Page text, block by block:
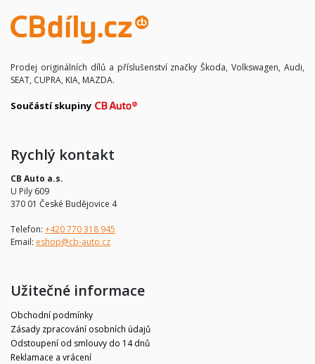
Prodej originálních dílů a příslušenství značky Škoda, Volkswagen, Audi,
SEAT, CUPRA, KIA, MAZDA.
Součástí skupiny
Rychlý kontakt
CB Auto a.s.
U Pily 609
370 01 České Budějovice 4
Telefon: +420 770 318 945
Email: eshop@cb-auto.cz
Užitečné informace
Obchodní podmínky
Zásady zpracování osobních údajů
Odstoupení od smlouvy do 14 dnů
Reklamace a vrácení